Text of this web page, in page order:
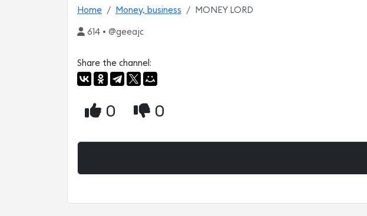
Home Money, business MONEY LORD
614 • @geeajc
Share the channel:
0 0